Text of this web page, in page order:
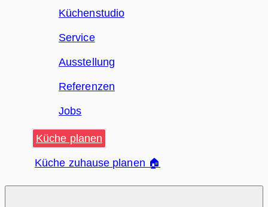
Küchenstudio
Service
Ausstellung
Referenzen
Jobs
Küche planen
Küche zuhause planen 🏠